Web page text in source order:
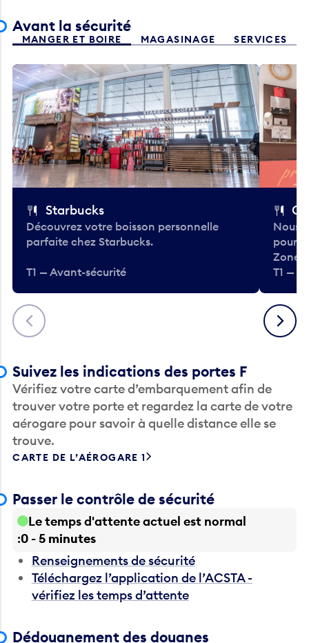
Avant la sécurité
MANGER ET BOIRE MAGASINAGE SERVICES
Précédent
Starbucks
Découvrez votre boisson personnelle
parfaite chez Starbucks.
T1 — Avant-sécurité
Nous
pour
Zone.
T1 —
Suivant
Suivez les indications des portes F
Vérifiez votre carte d’embarquement afin de
trouver votre porte et regardez la carte de votre
aérogare pour savoir à quelle distance elle se
trouve.
CARTE DE L’AÉROGARE 1
Passer le contrôle de sécurité
Le temps d'attente actuel est normal
0 - 5 minutes
Renseignements de sécurité
Téléchargez l’application de l’ACSTA -
vérifiez les temps d’attente
Dédouanement des douanes